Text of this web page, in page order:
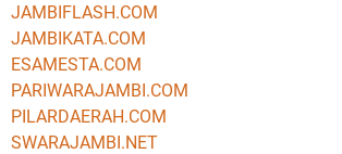
JAMBIFLASH.COM
JAMBIKATA.COM
ESAMESTA.COM
PARIWARAJAMBI.COM
PILARDAERAH.COM
SWARAJAMBI.NET